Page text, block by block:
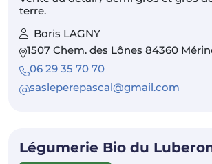
terre.
Boris LAGNY
1507 Chem. des Lônes 84360
06 29 35 70 70
sasleperepascal@gmail.com
Légumerie Bio du